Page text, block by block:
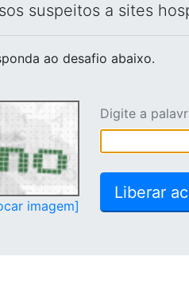
suspeitos a sites
ao desafio abaixo.
imagem]
Digite a